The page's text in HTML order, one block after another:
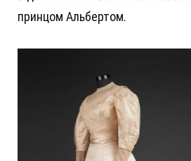
принцом Альбертом.